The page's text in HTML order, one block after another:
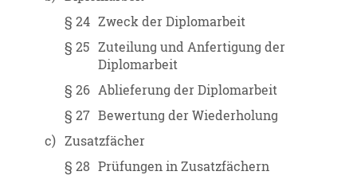
§ 24 Zweck der Diplomarbeit
§ 25 Zuteilung und Anfertigung der
Diplomarbeit
§ 26 Ablieferung der Diplomarbeit
§ 27 Bewertung der Wiederholung
c) Zusatzfächer
§ 28 Prüfungen in Zusatzfächern